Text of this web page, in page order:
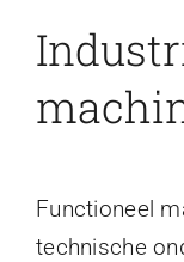
Functioneel
technische